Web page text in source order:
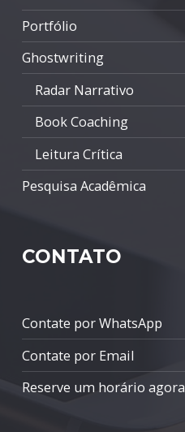
Portfólio
Ghostwriting
Radar Narrativo
Book Coaching
Leitura Crítica
Pesquisa Acadêmica
CONTATO
Contate por WhatsApp
Contate por Email
Reserve um horário agora